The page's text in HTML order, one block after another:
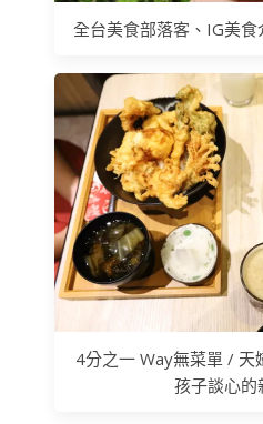
全台美食部落客、IG美
4分之一 Way無菜單 / 天
孩子談心的